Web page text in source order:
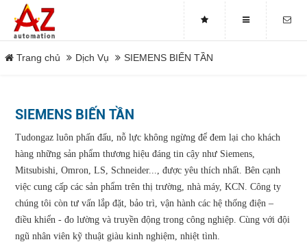
Trang chủ Dịch Vụ SIEMENS BIẾN TẦN
SIEMENS BIẾN TẦN
Tudongaz luôn phấn đấu, nỗ lực không ngừng để đem lại cho khách
hàng những sản phẩm thương hiệu đáng tin cậy như Siemens,
Mitsubishi, Omron, LS, Schneider..., được yêu thích nhất. Bên cạnh
việc cung cấp các sản phẩm trên thị trường, nhà máy, KCN. Công ty
chúng tôi còn tư vấn lắp đặt, bảo trì, vận hành các hệ thống điện –
điều khiển - đo lường và truyền động trong công nghiệp. Cùng với đội
ngũ nhân viên kỹ thuật giàu kinh nghiệm, nhiệt tình.
Trang chủ
Tin tức
LIÊN HỆ
Điện thoại
+84 909 676 110
ĐĂNG KÝ NHẬN MAIL
Nhập email để nhận được thông tin của
chúng tôi